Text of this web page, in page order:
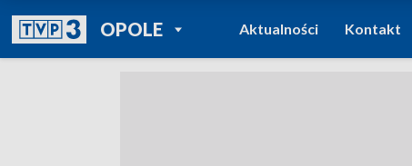
OPOLEPOWRÓT DO
TVP REGIONY
Aktualności Kontakt